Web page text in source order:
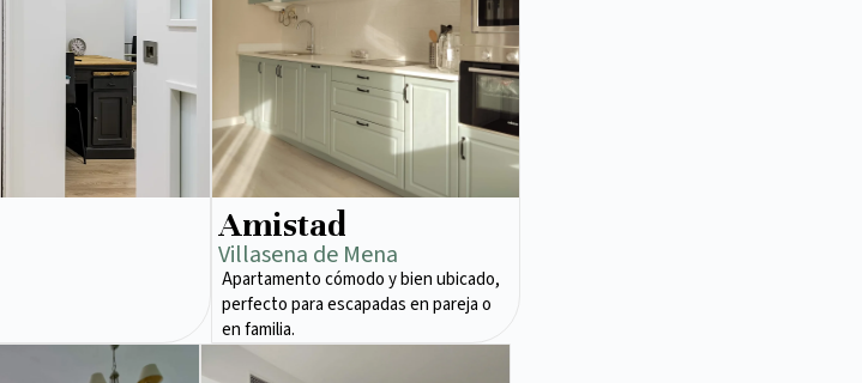
Amistad
Villasena de Mena
Apartamento cómodo y bien ubicado,
perfecto para escapadas en pareja o
en familia.